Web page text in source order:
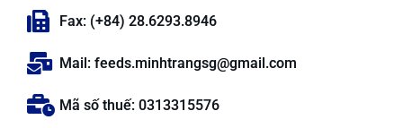
Fax: (+84) 28.6293.8946
Mail: feeds.minhtrangsg@gmail.com
Mã số thuế: 0313315576